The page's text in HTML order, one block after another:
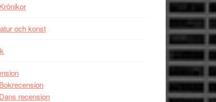
Krönikor
och konst
Bokrecension
Dans recension